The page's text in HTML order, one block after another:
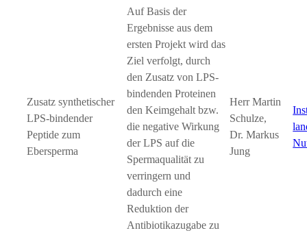
Zusatz synthetischer
LPS-bindender
Peptide zum
Ebersperma
Auf Basis der
Ergebnisse aus dem
ersten Projekt wird das
Ziel verfolgt, durch
den Zusatz von LPS-
bindenden Proteinen
den Keimgehalt bzw.
die negative Wirkung
der LPS auf die
Spermaqualität zu
verringern und
dadurch eine
Reduktion der
Antibiotikazugabe zu
Herr Martin
Schulze,
Dr. Markus
Jung